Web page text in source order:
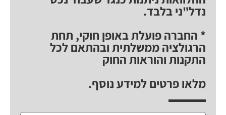
נדל"ני בלבד.
* החברה פועלת באופן חוקי, תחת
הרגולציה ממשלתית ובהתאם לכל
התקנות והוראות החוק
מלאו פרטים למידע נוסף.